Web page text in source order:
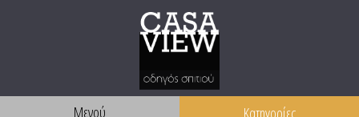
Μενού